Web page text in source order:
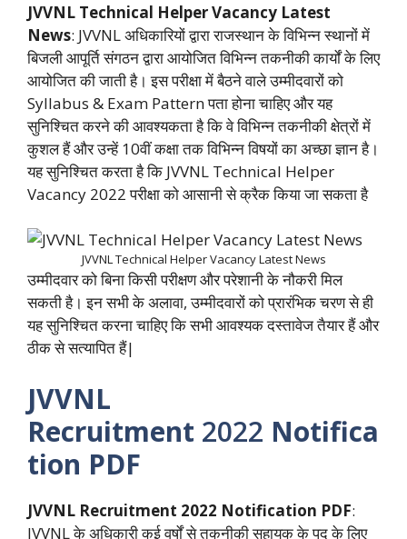
JVVNL Technical Helper Vacancy Latest
News: JVVNL अधिकारियों द्वारा राजस्थान के विभिन्न स्थानों में
बिजली आपूर्ति संगठन द्वारा आयोजित विभिन्न तकनीकी कार्यों के लिए
आयोजित की जाती है। इस परीक्षा में बैठने वाले उम्मीदवारों को
Syllabus & Exam Pattern पता होना चाहिए और यह
सुनिश्चित करने की आवश्यकता है कि वे विभिन्न तकनीकी क्षेत्रों में
कुशल हैं और उन्हें 10वीं कक्षा तक विभिन्न विषयों का अच्छा ज्ञान है।
यह सुनिश्चित करता है कि JVVNL Technical Helper
Vacancy 2022 परीक्षा को आसानी से क्रैक किया जा सकता है
JVVNL Technical Helper Vacancy Latest News
उम्मीदवार को बिना किसी परीक्षण और परेशानी के नौकरी मिल
सकती है। इन सभी के अलावा, उम्मीदवारों को प्रारंभिक चरण से ही
यह सुनिश्चित करना चाहिए कि सभी आवश्यक दस्तावेज तैयार हैं और
ठीक से सत्यापित हैं|
JVVNL
Recruitment 2022 Notifica
tion PDF
JVVNL Recruitment 2022 Notification PDF:
JVVNL के अधिकारी कई वर्षों से तकनीकी सहायक के पद के लिए